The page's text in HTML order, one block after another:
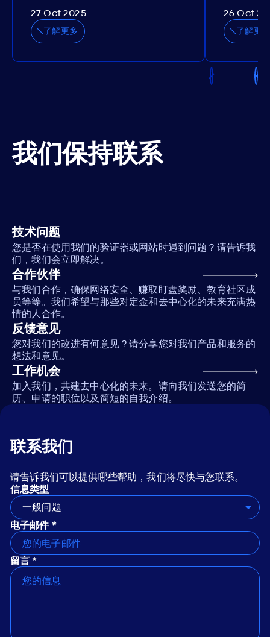
27 Oct 2025
了解更多
26 Oct
了解更
我们保持联系
技术问题
您是否在使用我们的验证器或网站时遇到问题？请告诉我
们，我们会立即解决。
合作伙伴
与我们合作，确保网络安全、赚取盯盘奖励、教育社区成
员等等。我们希望与那些对定金和去中心化的未来充满热
情的人合作。
反馈意见
您对我们的改进有何意见？请分享您对我们产品和服务的
想法和意见。
工作机会
加入我们，共建去中心化的未来。请向我们发送您的简
历、申请的职位以及简短的自我介绍。
联系我们
请告诉我们可以提供哪些帮助，我们将尽快与您联系。
信息类型
一般问题
电子邮件 *
留言 *